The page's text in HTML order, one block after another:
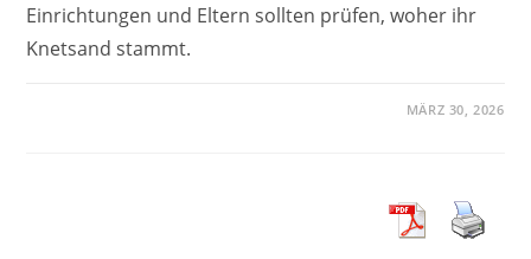
Einrichtungen und Eltern sollten prüfen, woher ihr
Knetsand stammt.
MÄRZ 30, 2026